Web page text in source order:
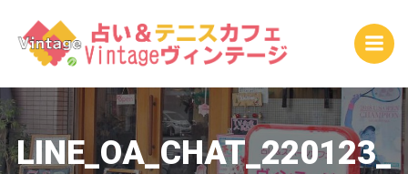
ン
テ
ツ
へ
ス
キ
LINE_OA_CHAT_220123_